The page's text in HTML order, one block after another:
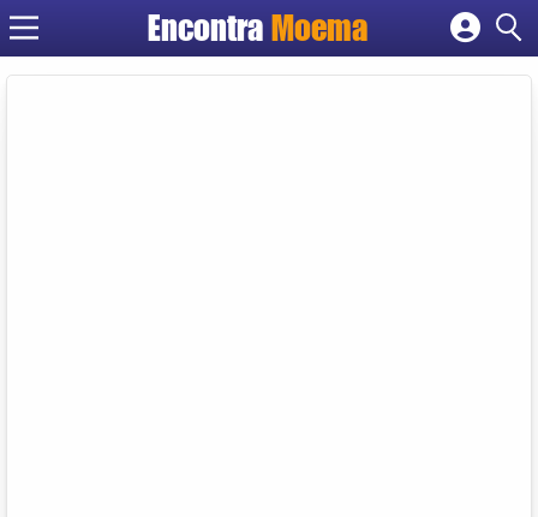
Encontra Moema